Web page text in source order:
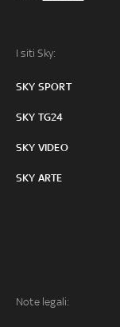
I siti Sky:
SKY SPORT
SKY TG24
SKY VIDEO
SKY ARTE
Note legali: